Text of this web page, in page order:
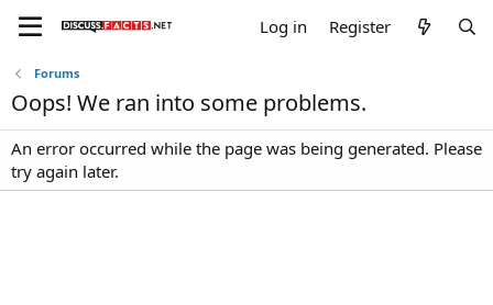
Log in Register
Forums
Oops! We ran into some problems.
An error occurred while the page was being generated. Please
try again later.